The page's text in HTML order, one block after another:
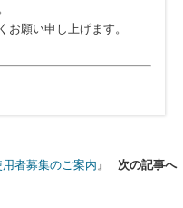
お願い申し上げます。
者募集のご案内』
次の記事へ